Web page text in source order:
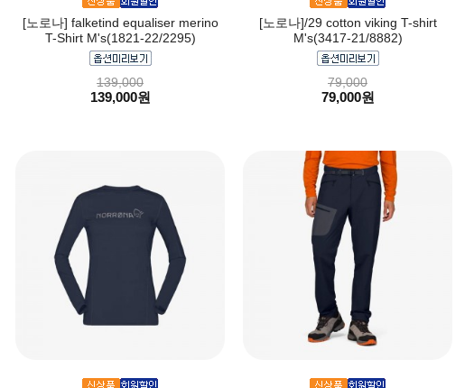
[노로나] falketind equaliser merino
T-Shirt M's(1821-22/2295)
139,000
139,000원
[노로나]/29 cotton viking T-shirt
M's(3417-21/8882)
79,000
79,000원